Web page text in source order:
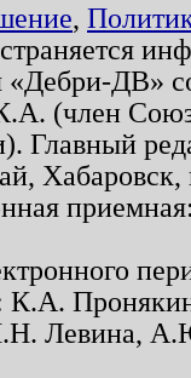
,
«Дебри-ДВ»
(член
Главный
К.А.
Левина,